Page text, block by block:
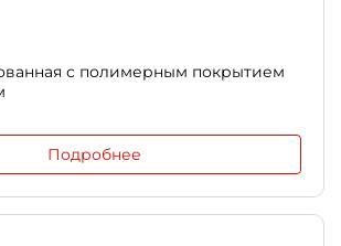
с полимерным покрытием
Подробнее